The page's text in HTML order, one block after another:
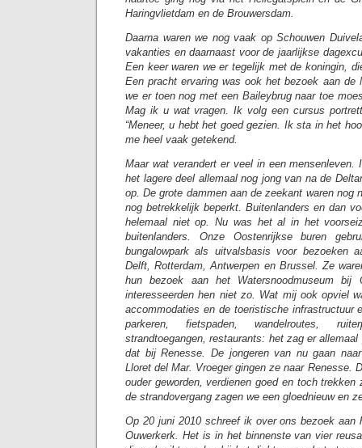
Haringvlietdam en de Brouwersdam.
Daarna waren we nog vaak op Schouwen
vakanties en daarnaast voor de jaarlijkse
Een keer waren we er tegelijk met de koningin,
Een pracht ervaring was ook het bezoek aan de
we er toen nog met een Baileybrug naar toe
Mag ik u wat vragen. Ik volg een cursus
“Meneer, u hebt het goed gezien. Ik sta in het
me heel vaak getekend.
Maar wat verandert er veel in een mensenleven.
het lagere deel allemaal nog jong van na de
op. De grote dammen aan de zeekant waren nog
nog betrekkelijk beperkt. Buitenlanders en dan
helemaal niet op. Nu was het al in het
buitenlanders. Onze Oostenrijkse buren
bungalowpark als uitvalsbasis voor bezoeken
Delft, Rotterdam, Antwerpen en Brussel. Ze
hun bezoek aan het Watersnoodmuseum bij
interesseerden hen niet zo. Wat mij ook opviel
accommodaties en de toeristische infrastructuur
parkeren, fietspaden, wandelroutes,
strandtoegangen, restaurants: het zag er
dat bij Renesse. De jongeren van nu gaan
Lloret del Mar. Vroeger gingen ze naar Renesse.
ouder geworden, verdienen goed en toch
de strandovergang zagen we een gloednieuw en
Op 20 juni 2010 schreef ik over ons bezoek aan
Ouwerkerk. Het is in het binnenste van vier